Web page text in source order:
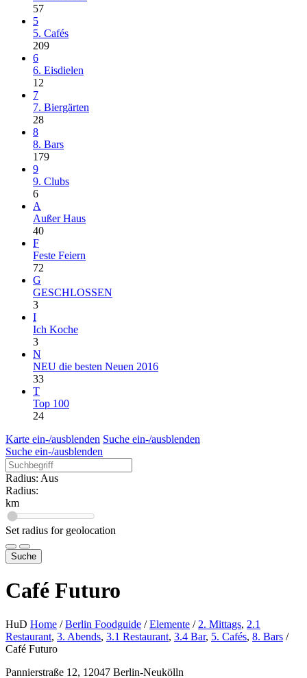
57
5
5. Cafés
209
6
6. Eisdielen
12
7
7. Biergärten
28
8
8. Bars
179
9
9. Clubs
6
A
Außer Haus
40
F
Feste Feiern
72
G
GESCHLOSSEN
3
I
Ich Koche
3
N
NEU die besten Neuen 2016
33
T
Top 100
24
Karte ein-/ausblenden Suche ein-/ausblenden
Suche ein-/ausblenden
Radius: Aus
Radius:
km
Set radius for geolocation
Suche
Café Futuro
HuD Home / Berlin Foodguide / Elemente / 2. Mittags, 2.1
Restaurant, 3. Abends, 3.1 Restaurant, 3.4 Bar, 5. Cafés, 8. Bars /
Café Futuro
Pannierstraße 12, 12047 Berlin-Neukölln